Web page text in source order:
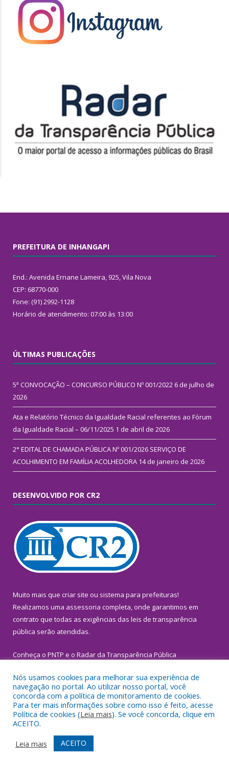
PREFEITURA DE INHANGAPI
End.: Avenida Ernane Lameira, 925, Vila Nova
CEP: 68770-000
Fone: (91) 2992-1128
Horário de atendimento: 07:00 às 13:00
ÚLTIMAS PUBLICAÇÕES
5ª CONVOCAÇÃO – CONCURSO PÚBLICO Nº 001/2022 6 de julho de
2026
Ata e Relatório Técnico da Igualdade Racial referentes ao Fórum
da Igualdade Racial – 06/11/2025 1 de abril de 2026
2° EDITAL DE CHAMADA PÚBLICA Nº 001/2026 SERVIÇO DE
ACOLHIMENTO EM FAMÍLIA ACOLHEDORA 14 de janeiro de 2026
DESENVOLVIDO POR CR2
Muito mais que criar site ou sistema para prefeituras!
Realizamos uma assessoria completa, onde garantimos em
contrato que todas as exigências das leis de transparência
pública serão atendidas.
Conheça o PNTP e o Radar da Transparência Pública
Todos os direitos reservados a Prefeitura Municipal de
Inhangapi.
Mapa do Site
Acessar Área Administrativa
Acessar Webmail
Nós usamos cookies para melhorar sua experiência de
navegação no portal. Ao utilizar nosso portal, você
concorda com a política de monitoramento de cookies.
Para ter mais informações sobre como isso é feito, acesse
Política de cookies (Leia mais). Se você concorda, clique em
ACEITO.
Leia mais
ACEITO